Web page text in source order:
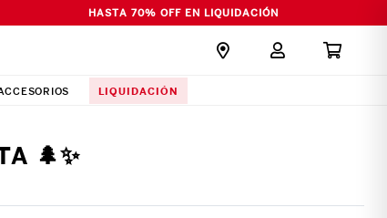
HASTA 70% OFF EN LIQUIDACIÓN
LIQUIDACIÓN
🌲✨